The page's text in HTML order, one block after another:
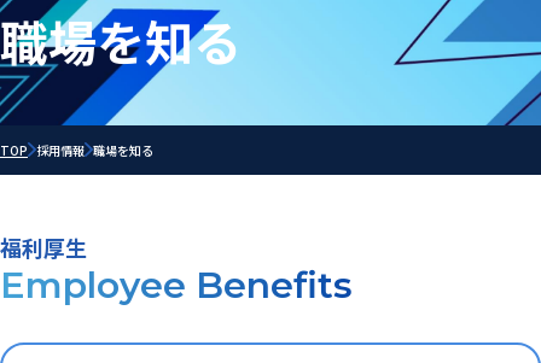
職場を知る
TOP 採用情報 職場を知る
福利厚生
Employee Benefits